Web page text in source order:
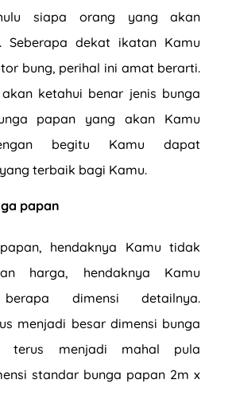
siapa orang yang akan
Seberapa dekat ikatan Kamu
bung, perihal ini amat berarti.
ketahui benar jenis bunga
papan yang akan Kamu
begitu Kamu dapat
terbaik bagi Kamu.
papan
hendaknya Kamu tidak
harga, hendaknya Kamu
berapa dimensi detailnya.
menjadi besar dimensi bunga
terus menjadi mahal pula
standar bunga papan 2m x